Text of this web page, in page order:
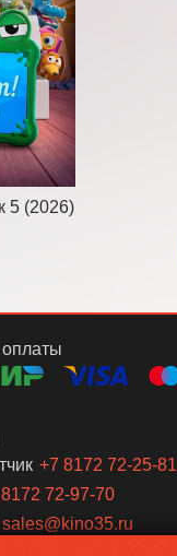
5 (2026)
+7 8172 72-25-81
72-97-70
sales@kino35.ru